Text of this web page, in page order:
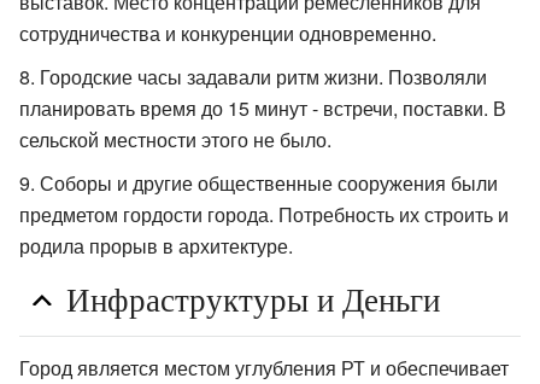
сотрудничества и конкуренции одновременно.
Городские часы задавали ритм жизни. Позволяли
планировать время до 15 минут - встречи, поставки. В
сельской местности этого не было.
Соборы и другие общественные сооружения были
предметом гордости города. Потребность их строить и
родила прорыв в архитектуре.
Инфраструктуры и Деньги
Город является местом углубления РТ и обеспечивает